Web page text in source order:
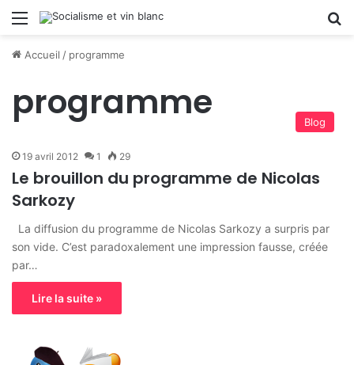
Menu
Accueil / programme
programme Blog
19 avril 2012 1 29
Le brouillon du programme de Nicolas
Sarkozy
La diffusion du programme de Nicolas Sarkozy a surpris par
son vide. C’est paradoxalement une impression fausse, créée
par…
Lire la suite »